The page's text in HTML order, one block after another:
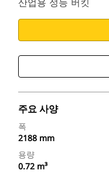
산업용 성능 버킷
주요 사양
폭
2188 mm
용량
0.72 m³